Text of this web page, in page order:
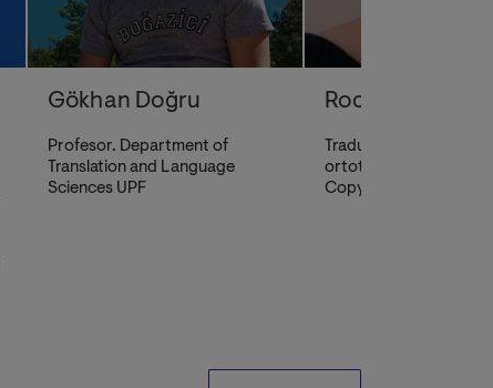
Gökhan Doğru
Profesor. Department of
Translation and Language
Sciences UPF
Rocío Serrano
Traductora.
ortotipográfica y de
Copyediting. ES